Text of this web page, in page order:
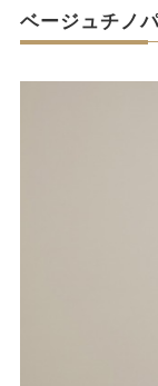
ベージュチノ